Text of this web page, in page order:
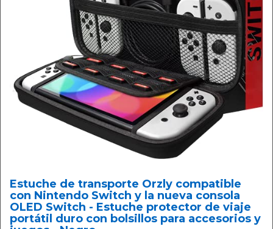
Estuche de transporte Orzly compatible
con Nintendo Switch y la nueva consola
OLED Switch - Estuche protector de viaje
portátil duro con bolsillos para accesorios y